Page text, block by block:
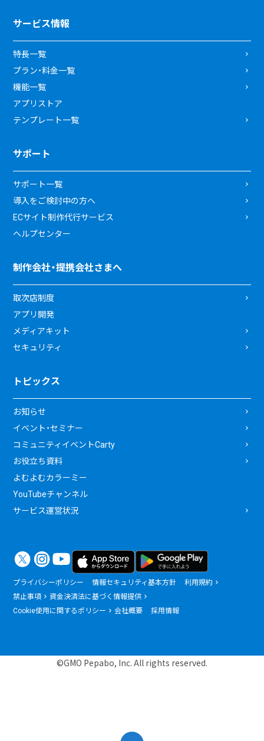
サービス情報
特長一覧
プラン・料金一覧
機能一覧
アプリストア
テンプレート一覧
サポート
サポート一覧
導入をご検討中の方へ
ECサイト制作代行サービス
ヘルプセンター
制作会社・提携会社さまへ
取次店制度
アプリ開発
メディアキット
セキュリティ
トピックス
お知らせ
イベント・セミナー
コミュニティイベントCarty
お役立ち資料
よむよむカラーミー
YouTubeチャンネル
サービス運営状況
プライバシーポリシー 情報セキュリティ基本方針
利用規約
禁止事項
資金決済法に基づく情報提供
Cookie使用に関するポリシー
会社概要 採用情報
©GMO Pepabo, Inc. All rights reserved.